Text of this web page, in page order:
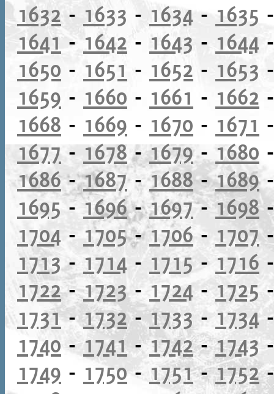
1632- 1633 - 1634 - 1635
1641-1642 - 1643 - 1644
1650 - 1651 - 1652 - 1653
1659 - 1660 - 1661 - 1662
1668 - 1669 - 1670 - 1671
1677- 1678-1679- 1680
1686-1687-1688-1689
1695 -1696-1697-1698
1704 - 1705-1706 - 1707
1713- 1714 - 1715 - 1716
1722-1723-1724-1725
1731-1732-1733 -1734
1740 -1741 -1742-1743
1749 - 1750-1751-1752